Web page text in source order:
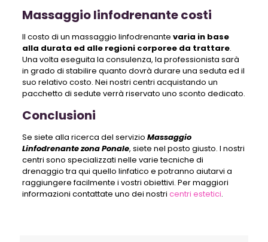
Massaggio linfodrenante costi
Il costo di un massaggio linfodrenante varia in base
alla durata ed alle regioni corporee da trattare.
Una volta eseguita la consulenza, la professionista sarà
in grado di stabilire quanto dovrà durare una seduta ed il
suo relativo costo. Nei nostri centri acquistando un
pacchetto di sedute verrà riservato uno sconto dedicato.
Conclusioni
Se siete alla ricerca del servizio Massaggio
Linfodrenante zona Ponale, siete nel posto giusto. I nostri
centri sono specializzati nelle varie tecniche di
drenaggio tra qui quello linfatico e potranno aiutarvi a
raggiungere facilmente i vostri obiettivi. Per maggiori
informazioni contattate uno dei nostri centri estetici.